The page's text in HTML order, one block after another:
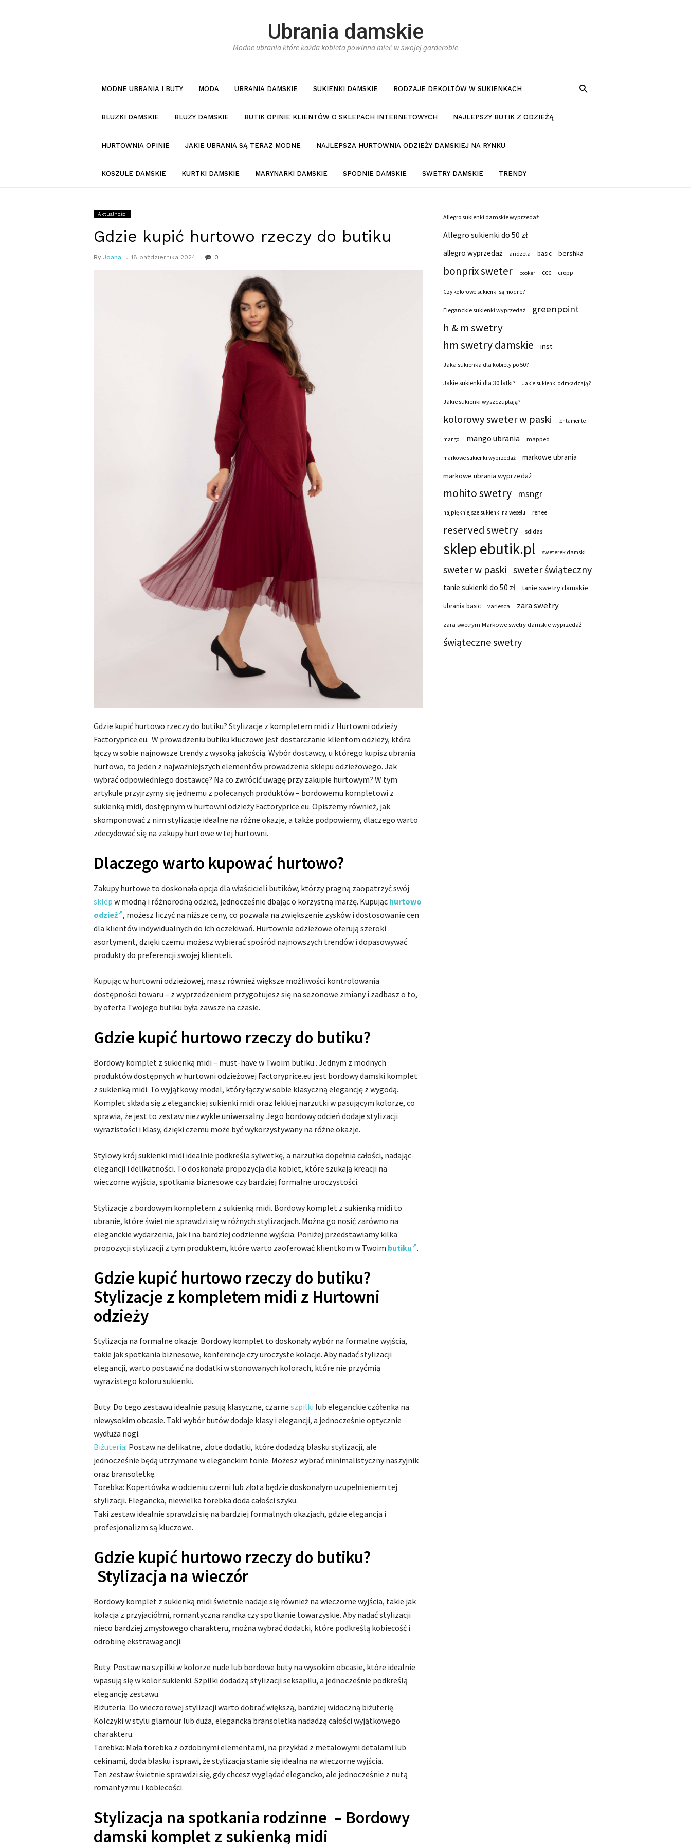
Ubrania damskie
Modne ubrania które każda kobieta powinna mieć w swojej garderobie
MODNE UBRANIA I BUTY MODA UBRANIA DAMSKIE SUKIENKI DAMSKIE RODZAJE DEKOLTÓW W SUKIENKACH
BLUZKI DAMSKIE BLUZY DAMSKIE BUTIK OPINIE KLIENTÓW O SKLEPACH INTERNETOWYCH NAJLEPSZY BUTIK Z ODZIEŻĄ
HURTOWNIA OPINIE JAKIE UBRANIA SĄ TERAZ MODNE NAJLEPSZA HURTOWNIA ODZIEŻY DAMSKIEJ NA RYNKU
KOSZULE DAMSKIE KURTKI DAMSKIE MARYNARKI DAMSKIE SPODNIE DAMSKIE SWETRY DAMSKIE TRENDY
Aktualności
Gdzie kupić hurtowo rzeczy do butiku
By Joana 18 października 2024 0
Gdzie kupić hurtowo rzeczy do butiku? Stylizacje z kompletem midi z Hurtowni odzieży
Factoryprice.eu. W prowadzeniu butiku kluczowe jest dostarczanie klientom odzieży, która
łączy w sobie najnowsze trendy z wysoką jakością. Wybór dostawcy, u którego kupisz ubrania
hurtowo, to jeden z najważniejszych elementów prowadzenia sklepu odzieżowego. Jak
wybrać odpowiedniego dostawcę? Na co zwrócić uwagę przy zakupie hurtowym? W tym
artykule przyjrzymy się jednemu z polecanych produktów – bordowemu kompletowi z
sukienką midi, dostępnym w hurtowni odzieży Factoryprice.eu. Opiszemy również, jak
skomponować z nim stylizacje idealne na różne okazje, a także podpowiemy, dlaczego warto
zdecydować się na zakupy hurtowe w tej hurtowni.
Dlaczego warto kupować hurtowo?
Zakupy hurtowe to doskonała opcja dla właścicieli butików, którzy pragną zaopatrzyć swój
sklep w modną i różnorodną odzież, jednocześnie dbając o korzystną marżę. Kupując hurtowo
odzież , możesz liczyć na niższe ceny, co pozwala na zwiększenie zysków i dostosowanie cen
dla klientów indywidualnych do ich oczekiwań. Hurtownie odzieżowe oferują szeroki
asortyment, dzięki czemu możesz wybierać spośród najnowszych trendów i dopasowywać
produkty do preferencji swojej klienteli.
Kupując w hurtowni odzieżowej, masz również większe możliwości kontrolowania
dostępności towaru – z wyprzedzeniem przygotujesz się na sezonowe zmiany i zadbasz o to,
by oferta Twojego butiku była zawsze na czasie.
Gdzie kupić hurtowo rzeczy do butiku?
Bordowy komplet z sukienką midi – must-have w Twoim butiku . Jednym z modnych
produktów dostępnych w hurtowni odzieżowej Factoryprice.eu jest bordowy damski komplet
z sukienką midi. To wyjątkowy model, który łączy w sobie klasyczną elegancję z wygodą.
Komplet składa się z eleganckiej sukienki midi oraz lekkiej narzutki w pasującym kolorze, co
sprawia, że jest to zestaw niezwykle uniwersalny. Jego bordowy odcień dodaje stylizacji
wyrazistości i klasy, dzięki czemu może być wykorzystywany na różne okazje.
Stylowy krój sukienki midi idealnie podkreśla sylwetkę, a narzutka dopełnia całości, nadając
elegancji i delikatności. To doskonała propozycja dla kobiet, które szukają kreacji na
wieczorne wyjścia, spotkania biznesowe czy bardziej formalne uroczystości.
Stylizacje z bordowym kompletem z sukienką midi. Bordowy komplet z sukienką midi to
ubranie, które świetnie sprawdzi się w różnych stylizacjach. Można go nosić zarówno na
eleganckie wydarzenia, jak i na bardziej codzienne wyjścia. Poniżej przedstawiamy kilka
propozycji stylizacji z tym produktem, które warto zaoferować klientkom w Twoim butiku .
Gdzie kupić hurtowo rzeczy do butiku?
Stylizacje z kompletem midi z Hurtowni
odzieży
Stylizacja na formalne okazje. Bordowy komplet to doskonały wybór na formalne wyjścia,
takie jak spotkania biznesowe, konferencje czy uroczyste kolacje. Aby nadać stylizacji
elegancji, warto postawić na dodatki w stonowanych kolorach, które nie przyćmią
wyrazistego koloru sukienki.
Buty: Do tego zestawu idealnie pasują klasyczne, czarne szpilki lub eleganckie czółenka na
niewysokim obcasie. Taki wybór butów dodaje klasy i elegancji, a jednocześnie optycznie
wydłuża nogi.
Biżuteria: Postaw na delikatne, złote dodatki, które dodadzą blasku stylizacji, ale
jednocześnie będą utrzymane w eleganckim tonie. Możesz wybrać minimalistyczny naszyjnik
oraz bransoletkę.
Torebka: Kopertówka w odcieniu czerni lub złota będzie doskonałym uzupełnieniem tej
stylizacji. Elegancka, niewielka torebka doda całości szyku.
Taki zestaw idealnie sprawdzi się na bardziej formalnych okazjach, gdzie elegancja i
profesjonalizm są kluczowe.
Gdzie kupić hurtowo rzeczy do butiku?
Stylizacja na wieczór
Bordowy komplet z sukienką midi świetnie nadaje się również na wieczorne wyjścia, takie jak
kolacja z przyjaciółmi, romantyczna randka czy spotkanie towarzyskie. Aby nadać stylizacji
nieco bardziej zmysłowego charakteru, można wybrać dodatki, które podkreślą kobiecość i
odrobinę ekstrawagancji.
Buty: Postaw na szpilki w kolorze nude lub bordowe buty na wysokim obcasie, które idealnie
wpasują się w kolor sukienki. Szpilki dodadzą stylizacji seksapilu, a jednocześnie podkreślą
elegancję zestawu.
Biżuteria: Do wieczorowej stylizacji warto dobrać większą, bardziej widoczną biżuterię.
Kolczyki w stylu glamour lub duża, elegancka bransoletka nadadzą całości wyjątkowego
charakteru.
Torebka: Mała torebka z ozdobnymi elementami, na przykład z metalowymi detalami lub
cekinami, doda blasku i sprawi, że stylizacja stanie się idealna na wieczorne wyjścia.
Ten zestaw świetnie sprawdzi się, gdy chcesz wyglądać elegancko, ale jednocześnie z nutą
romantyzmu i kobiecości.
Stylizacja na spotkania rodzinne – Bordowy
damski komplet z sukienką midi
Allegro sukienki damskie wyprzedaż
Allegro sukienki do 50 zł
allegro wyprzedaż
andżela basic bershka
bonprix sweter booker ccc cropp
Czy kolorowe sukienki są modne?
Eleganckie sukienki wyprzedaż greenpoint
h & m swetry
hm swetry damskie inst
Jaka sukienka dla kobiety po 50?
Jakie sukienki dla 30 latki? Jakie sukienki odmładzają?
Jakie sukienki wyszczuplają?
kolorowy sweter w paski lentamente
mango mango ubrania mapped
markowe sukienki wyprzedaż markowe ubrania
markowe ubrania wyprzedaż
mohito swetry msngr
najpiękniejsze sukienki na weselu renee
reserved swetry sdidas
sklep ebutik.pl sweterek damski
sweter w paski sweter świąteczny
tanie sukienki do 50 zł tanie swetry damskie
ubrania basic varlesca zara swetry
zara swetrym Markowe swetry damskie wyprzedaż
świąteczne swetry